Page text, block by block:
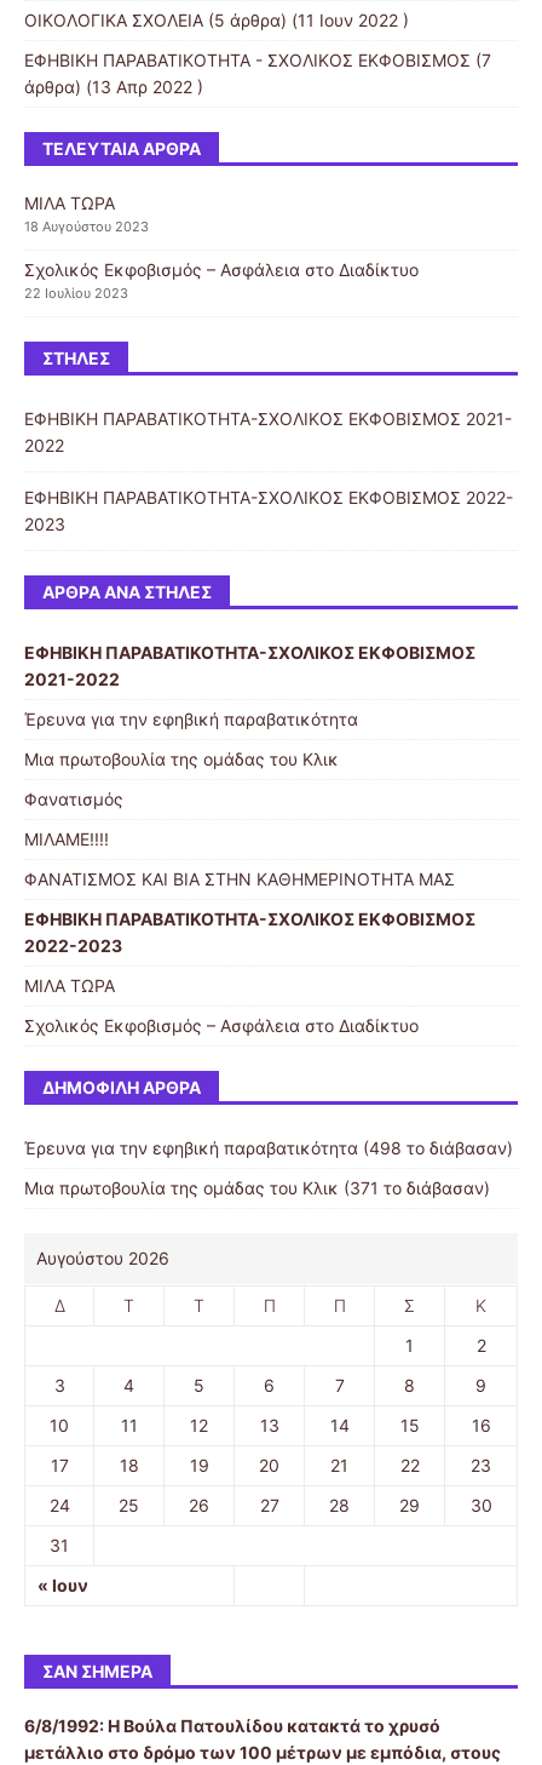
ΟΙΚΟΛΟΓΙΚΑ ΣΧΟΛΕΙΑ (5 άρθρα) (11 Ιουν 2022 )
ΕΦΗΒΙΚΗ ΠΑΡΑΒΑΤΙΚΟΤΗΤΑ - ΣΧΟΛΙΚΟΣ ΕΚΦΟΒΙΣΜΟΣ (7
άρθρα) (13 Απρ 2022 )
ΤΕΛΕΥΤΑΊΑ ΆΡΘΡΑ
ΜΙΛΑ ΤΩΡΑ
18 Αυγούστου 2023
Σχολικός Εκφοβισμός – Ασφάλεια στο Διαδίκτυο
22 Ιουλίου 2023
ΣΤΉΛΕΣ
ΕΦΗΒΙΚΗ ΠΑΡΑΒΑΤΙΚΟΤΗΤΑ-ΣΧΟΛΙΚΟΣ ΕΚΦΟΒΙΣΜΟΣ 2021-
2022
ΕΦΗΒΙΚΗ ΠΑΡΑΒΑΤΙΚΟΤΗΤΑ-ΣΧΟΛΙΚΟΣ ΕΚΦΟΒΙΣΜΟΣ 2022-
2023
ΆΡΘΡΑ ΑΝΆ ΣΤΉΛΕΣ
ΕΦΗΒΙΚΗ ΠΑΡΑΒΑΤΙΚΟΤΗΤΑ-ΣΧΟΛΙΚΟΣ ΕΚΦΟΒΙΣΜΟΣ
2021-2022
Έρευνα για την εφηβική παραβατικότητα
Μια πρωτοβουλία της ομάδας του Κλικ
Φανατισμός
ΜΙΛΑΜΕ!!!!
ΦΑΝΑΤΙΣΜΟΣ ΚΑΙ ΒΙΑ ΣΤΗΝ ΚΑΘΗΜΕΡΙΝΟΤΗΤΑ ΜΑΣ
ΕΦΗΒΙΚΗ ΠΑΡΑΒΑΤΙΚΟΤΗΤΑ-ΣΧΟΛΙΚΟΣ ΕΚΦΟΒΙΣΜΟΣ
2022-2023
ΜΙΛΑ ΤΩΡΑ
Σχολικός Εκφοβισμός – Ασφάλεια στο Διαδίκτυο
ΔΗΜΟΦΙΛΉ ΆΡΘΡΑ
Έρευνα για την εφηβική παραβατικότητα (498 το διάβασαν)
Μια πρωτοβουλία της ομάδας του Κλικ (371 το διάβασαν)
Αυγούστου 2026
Δ Τ Τ Π Π Σ Κ
« Ιουν
1
2
3
4 5 6 7 8
9
10
11 12 13 14 15
16
17
18 19 20 21 22
23
24
25 26 27 28 29
30
31
ΣΑΝ ΣΉΜΕΡΑ
6/8/1992:Η Βούλα Πατουλίδου κατακτά το χρυσό
μετάλλιο στο δρόμο των 100 μέτρων με εμπόδια, στους